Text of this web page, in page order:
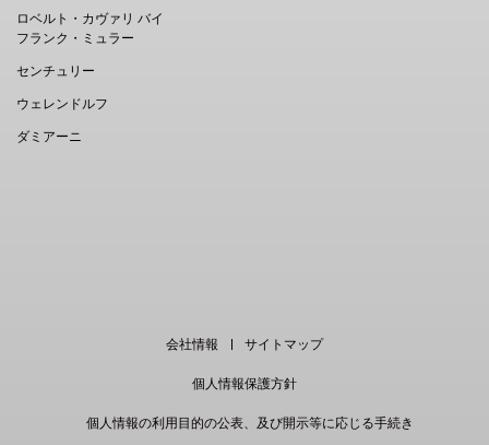
ロベルト・カヴァリ バイ
フランク・ミュラー
センチュリー
ウェレンドルフ
ダミアーニ
会社情報 サイトマップ
個人情報保護方針
個人情報の利用目的の公表、及び開示等に応じる手続き